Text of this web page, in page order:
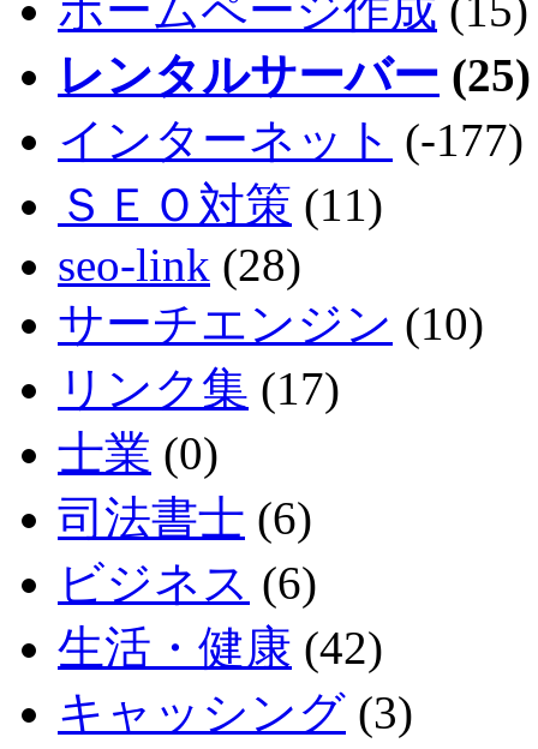
レンタルサーバー (25)
インターネット (-177)
ＳＥＯ対策 (11)
seo-link (28)
サーチエンジン (10)
リンク集 (17)
士業 (0)
司法書士 (6)
ビジネス (6)
生活・健康 (42)
キャッシング (3)